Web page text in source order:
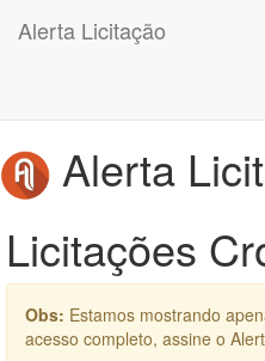
Alerta Licitação
Alerta
Licitações
Obs: Estamos mostrando
acesso completo, assine o